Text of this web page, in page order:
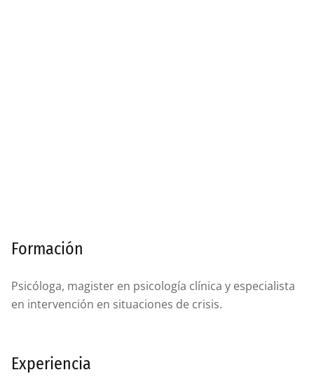
Formación
Psicóloga, magister en psicología clínica y especialista
en intervención en situaciones de crisis.
Experiencia